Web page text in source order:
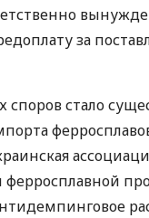
за
споров стало
ферросплавной